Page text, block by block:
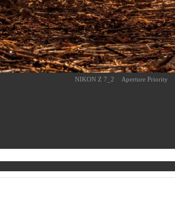
NIKON Z 7_2 Aperture